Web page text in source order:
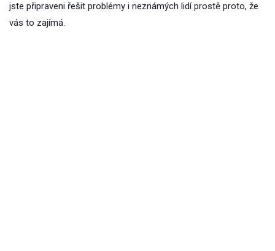
jste připraveni řešit problémy i neznámých lidí prostě proto, že
vás to zajímá.